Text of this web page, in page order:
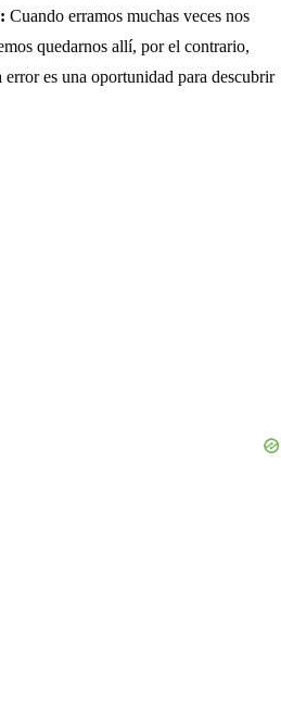
Cuando erramos muchas veces nos
quedarnos allí, por el contrario,
error es una oportunidad para descubrir